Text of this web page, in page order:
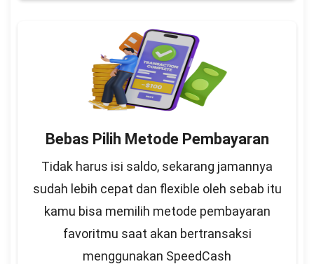
Bebas Pilih Metode Pembayaran
Tidak harus isi saldo, sekarang jamannya
sudah lebih cepat dan flexible oleh sebab itu
kamu bisa memilih metode pembayaran
favoritmu saat akan bertransaksi
menggunakan SpeedCash